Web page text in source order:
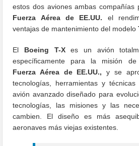
estos dos aviones ambas compañías
Fuerza Aérea de EE.UU. el
ventajas de mantenimiento del modelo
El Boeing T-Xes un avión
específicamente para la misión
Fuerza Aérea de EE.UU., y se
tecnologías, herramientas y
avión avanzado diseñado para
tecnologías, las misiones y las
cambien. El diseño es más
aeronaves más viejas existentes.